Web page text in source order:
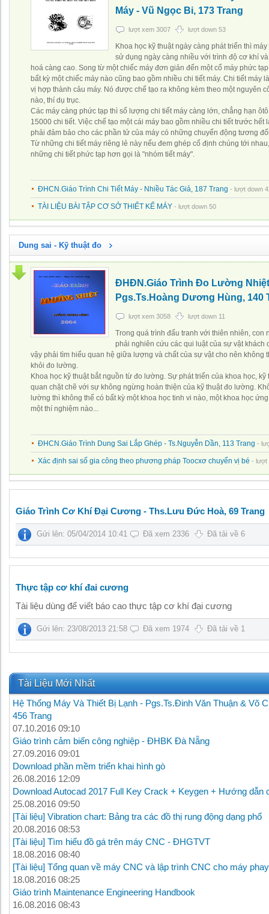
Máy - Vũ Ngọc Bi, 173 Trang
lượt xem 3007 lượt down 53
Khoa học kỹ thuật ngày càng phát triển thì
sử dụng ngày càng nhiều với trình độ cơ khí
hoá càng cao. Song từ một chiếc máy đơn giản đến một cổ máy phức
bất kỳ một chiếc máy nào cũng bao gồm nhiều chi tiết máy. Chi tiết máy
vị hợp thành cảu máy. Nó được chế tạo ra không kèm theo một nguyên
nào, thí dụ trục.
Các máy càng phức tạp thì số lượng chi tiết máy càng lớn, chẳng hạn
15000 chi tiết. Việc chế tạo một cái máy bao gồm nhiều chi tiết trước hết
phải đảm bảo cho các phần tử của máy có những chuyển động tương
Từ những chi tiết máy riêng lẻ này nếu đem ghép cố định chúng tới
những chi tiết phức tạp hơn gọi là "nhóm tiết máy".
ĐHCN.Giáo Trình Chi Tiết Máy - Nhiều Tác Giả, 187 Trang - lượt down
TÀI LIỆU BÀI TẬP CƠ SỞ THIẾT KẾ MÁY - lượt down 50
Dung sai - Kỹ thuật đo
ĐHĐN.Giáo Trình Đo Lường
Pgs.Ts.Hoàng Dương Hùng, 140
lượt xem 3058 lượt down 11
Trong quá trình đấu tranh với thiên nhiên, con
phải nghiên cứu các qui luật của sự vật khách
vậy phải tìm hiểu quan hệ giữa lượng và chất của sự vật cho nên không
khỏi đo lường.
Khoa học kỹ thuật bắt nguồn từ đo lường. Sự phát triển của khoa học, kỹ
quan chặt chẽ với sự không ngừng hoàn thiện của kỹ thuật đo lường.
lường thì không thể có bất kỳ một khoa học tinh vi nào, một khoa học
một thí nghiệm nào...
ĐHCN.Giáo Trình Dung Sai Lắp Ghép - Ts.Nguyễn Dần, 113 Trang -
Xác định sai số gia công theo phương pháp Toocxơ chuyển vị bé - lượt
Giáo Trình Cơ Khí Đại Cương - Ths.Lưu Đức Hoà, 69 Trang
Gửi lên: 05/04/2014 10:41 Đã xem 2336 Đã tải về 6
Thực tập cơ khí đai cương
Tài liệu dùng để viết báo cao thực tập cơ khí đại cương
Gửi lên: 23/08/2013 21:58 Đã xem 1974 Đã tải về 1
Tài Liệu Mới Nhất
Hệ Thống Máy Và Thiết Bị Lạnh - Pgs.Ts.Đinh Văn Thuận & Võ
456 Trang
07.10.2016 09:10
Giáo trình cảm biến công nghiệp - ĐHBK Đà Nẵng
27.09.2016 09:01
Download phần mềm triển khai hình gò
26.08.2016 12:09
Download Autocad 2017 Full Key Crack + Keygen + Hướng dẫn
25.08.2016 09:50
[Tài liệu] Vibration chart: Bảng tra các đồ thị rung động dạng phổ
20.08.2016 08:53
[Tài liệu] Tìm hiểu đồ gá trên máy CNC - ĐHGTVT
18.08.2016 08:40
[Tài liệu] Tổng quan về máy CNC và lập trình CNC cho máy
18.08.2016 08:25
Giáo trình Maintenance Engineering Handbook
16.08.2016 08:43